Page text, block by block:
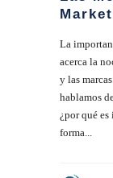
La
acerca la
y las
hablamos
¿por qué es
forma...